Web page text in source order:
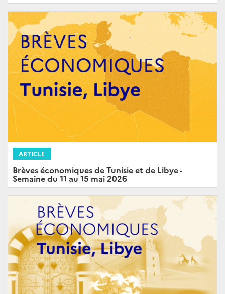
ARTICLE
Brèves économiques de Tunisie et de Libye -
Semaine du 11 au 15 mai 2026